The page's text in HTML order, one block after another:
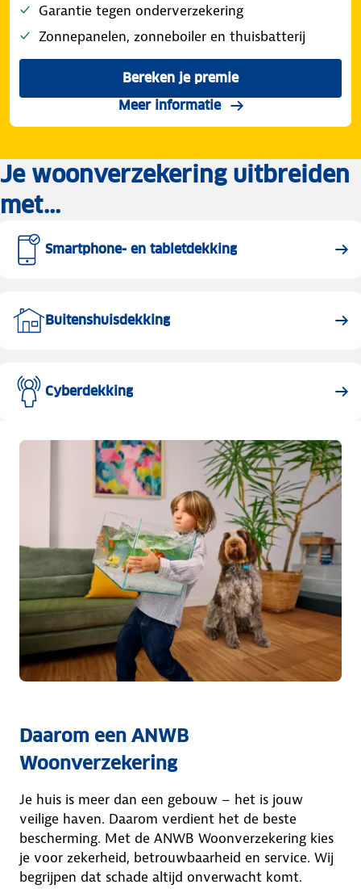
Garantie tegen onderverzekering
Zonnepanelen, zonneboiler en thuisbatterij
Bereken je premie
Meer informatie
Je woonverzekering uitbreiden
met...
Smartphone- en tabletdekking
Buitenshuisdekking
Cyberdekking
Daarom een ANWB
Woonverzekering
Je huis is meer dan een gebouw – het is jouw
veilige haven. Daarom verdient het de beste
bescherming. Met de ANWB Woonverzekering kies
je voor zekerheid, betrouwbaarheid en service. Wij
begrijpen dat schade altijd onverwacht komt.